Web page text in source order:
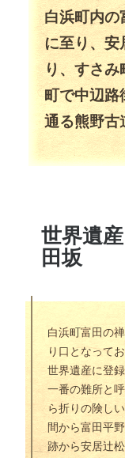
白浜町内の
に至り、安
り、すさ
町で中辺路
通る熊野古
世界遺
田坂
白浜町富田の
り口となって
世界遺産に登
一番の難所と
ら折りの険し
間から富田平
跡から安居辻